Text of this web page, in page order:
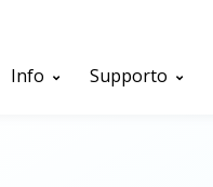
Info Supporto